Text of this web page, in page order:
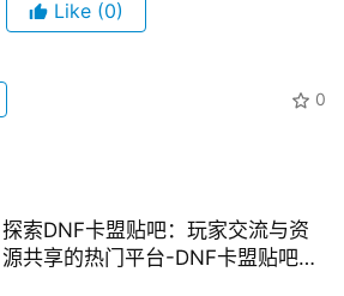
Like (0)
0
探索DNF卡盟贴吧：玩家交流与资
源共享的热门平台-DNF卡盟贴吧：